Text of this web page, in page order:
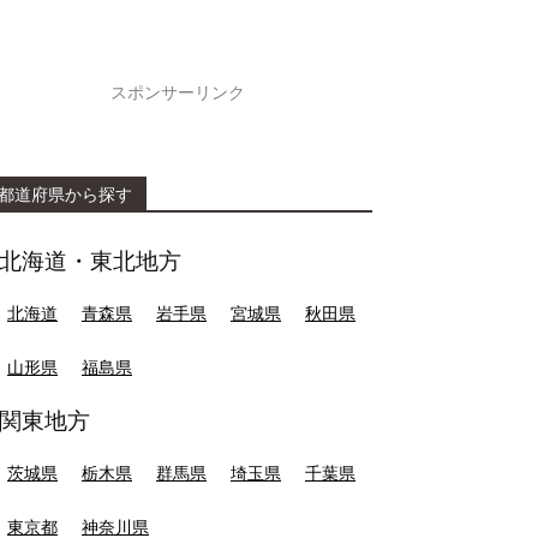
スポンサーリンク
道府県から探す
北海道・東北地方
北海道 青森県 岩手県 宮城県 秋田県
山形県 福島県
関東地方
茨城県 栃木県 群馬県 埼玉県 千葉県
東京都 神奈川県